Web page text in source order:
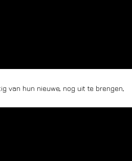
van hun nieuwe, nog uit te brengen,